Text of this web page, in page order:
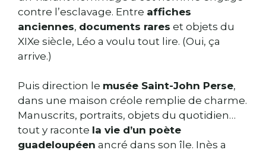
contre l’esclavage. Entre affiches
anciennes, documents rares et objets du
XIXe siècle, Léo a voulu tout lire. (Oui, ça
arrive.)
Puis direction le musée Saint-John Perse,
dans une maison créole remplie de charme.
Manuscrits, portraits, objets du quotidien…
tout y raconte la vie d’un poète
guadeloupéen ancré dans son île. Inès a